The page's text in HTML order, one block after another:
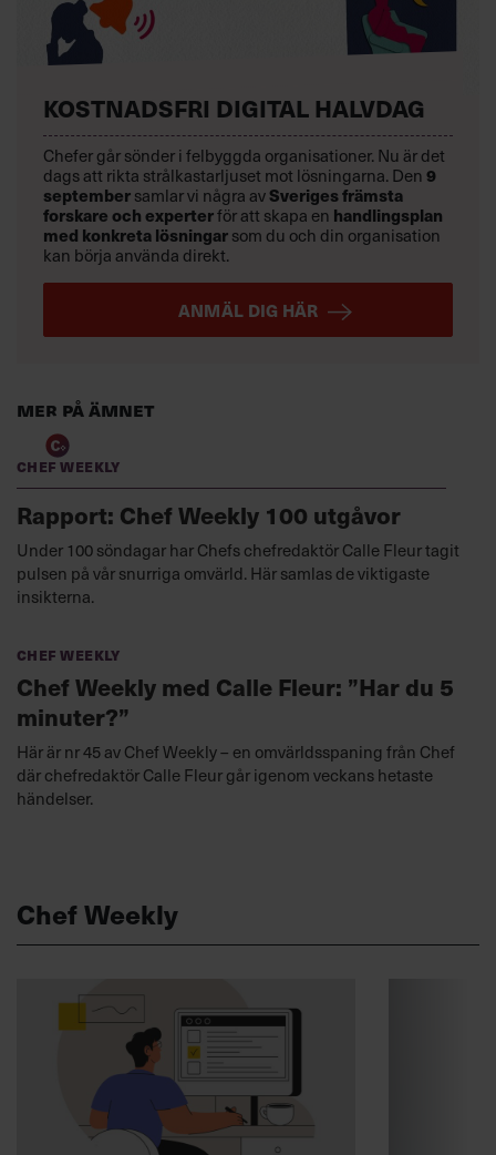
Mer på ämnet
Chef Weekly
Rapport: Chef Weekly 100 utgåvor
Under 100 söndagar har Chefs chefredaktör Calle Fleur tagit
pulsen på vår snurriga omvärld. Här samlas de viktigaste
insikterna.
Chef Weekly
Chef Weekly med Calle Fleur: ”Har du 5
minuter?”
Här är nr 45 av Chef Weekly – en omvärldsspaning från Chef
där chefredaktör Calle Fleur går igenom veckans hetaste
händelser.
KOSTNADSFRI DIGITAL HALVDAG
Chefer går sönder i felbyggda organisationer. Nu är det
dags att rikta strålkastarljuset mot lösningarna. Den9
septembersamlar vi några avSveriges främsta
forskare och experterför att skapa en handlingsplan
med konkreta lösningarsom du och din organisation
kan börja använda direkt.
ANMÄL DIG HÄR
Chef Weekly